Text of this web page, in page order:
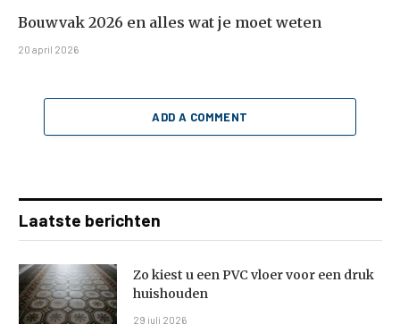
Bouwvak 2026 en alles wat je moet weten
20 april 2026
ADD A COMMENT
Laatste berichten
Zo kiest u een PVC vloer voor een druk
huishouden
29 juli 2026